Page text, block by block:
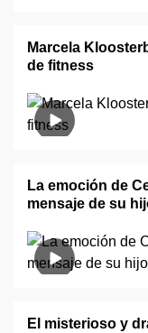
Marcela
de fitness
La emoción de
mensaje de su
El misterioso y